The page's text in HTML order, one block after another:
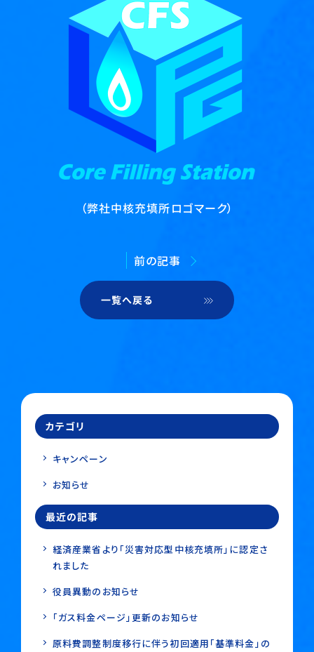
（弊社中核充填所ロゴマーク）
前の記事
一覧へ戻る
カテゴリ
キャンペーン
お知らせ
最近の記事
経済産業省より「災害対応型中核充填所」に認定さ
れました
役員異動のお知らせ
「ガス料金ページ」更新のお知らせ
原料費調整制度移行に伴う初回適用「基準料金」の